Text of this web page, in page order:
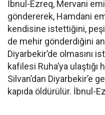
İbnul-Ezreq, Mervani
göndererek, Hamdani
kendisine istettiğini,
de mehir gönderdiğini
Diyarbekir’de olmasını
kafilesi Ruha’ya
Silvan’dan Diyarbekir’e
kapıda öldürülür. İbnul-